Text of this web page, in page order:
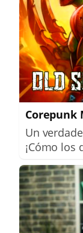
Corepunk
Un
¡Cómo los